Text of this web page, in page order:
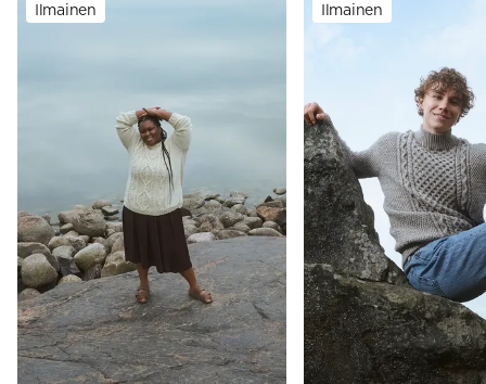
Ilmainen Ilmainen